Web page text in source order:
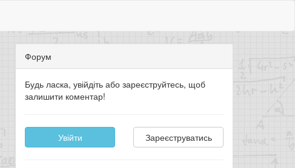
Форум
Будь ласка, увійдіть або зареєструйтесь, щоб
залишити коментар!
Увійти Зареєструватись